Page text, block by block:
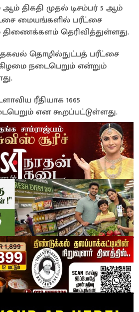
திகதி முதல் டிசம்பர் 5 ஆம்
மையங்களில் பரீட்சை
தெரிவித்துள்ளது.
தொழில்நுட்பத் பரீட்சை
நடைபெறும் என்றும்
ரீதியாக 1665
என கூறப்பட்டுள்ளது.